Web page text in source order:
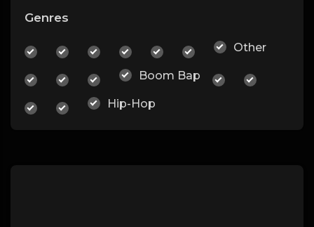
Genres
Other
Boom Bap
Hip-Hop